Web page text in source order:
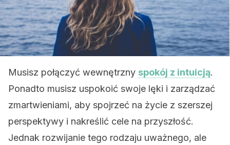
Musisz połączyć wewnętrzny spokój z intuicją.
Ponadto musisz uspokoić swoje lęki i zarządzać
zmartwieniami, aby spojrzeć na życie z szerszej
perspektywy i nakreślić cele na przyszłość.
Jednak rozwijanie tego rodzaju uważnego, ale